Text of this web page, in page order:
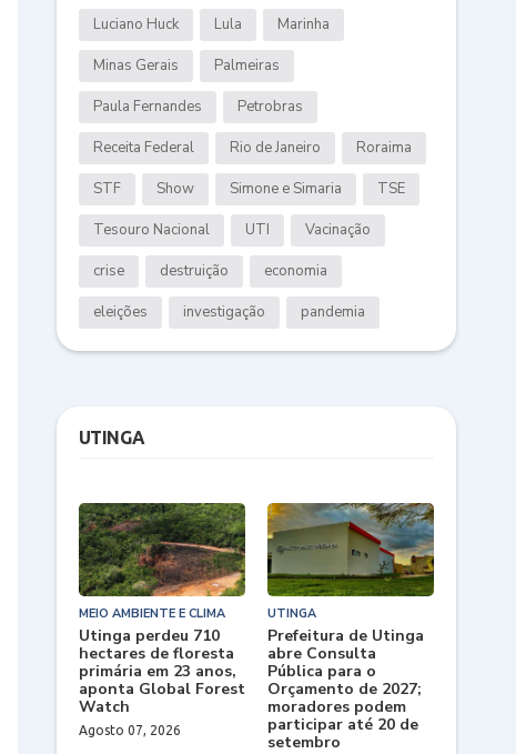
Luciano Huck Lula Marinha
Minas Gerais Palmeiras
Paula Fernandes Petrobras
Receita Federal Rio de Janeiro Roraima
STF Show Simone e Simaria TSE
Tesouro Nacional UTI Vacinação
crise destruição economia
eleições investigação pandemia
UTINGA
MEIO AMBIENTE E CLIMA
Utinga perdeu 710
hectares de floresta
primária em 23 anos,
aponta Global Forest
Watch
Agosto 07, 2026
UTINGA
Prefeitura de Utinga
abre Consulta
Pública para o
Orçamento de 2027;
moradores podem
participar até 20 de
setembro